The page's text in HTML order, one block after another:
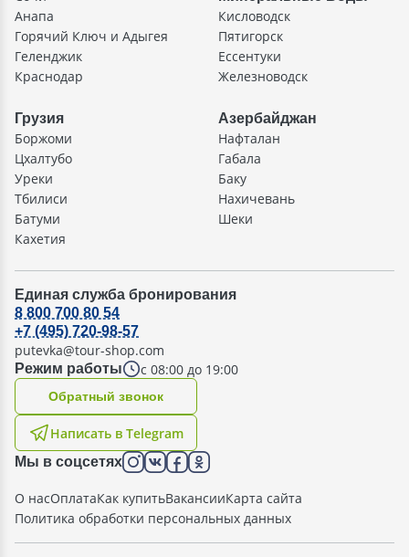
Анапа
Горячий Ключ и Адыгея
Геленджик
Краснодар
Кисловодск
Пятигорск
Ессентуки
Железноводск
Грузия
Боржоми
Цхалтубо
Уреки
Тбилиси
Батуми
Кахетия
Азербайджан
Нафталан
Габала
Баку
Нахичевань
Шеки
Единая служба бронирования
Режим работы с 08:00 до 19:00
8 800 700 80 54
+7 (495) 720-98-57
putevka@tour-shop.com
Написать в Telegram
Oбратный звонок
Мы в соцсетях
О насОплатаКак купитьВакансииКарта сайта
Политика обработки персональных данных